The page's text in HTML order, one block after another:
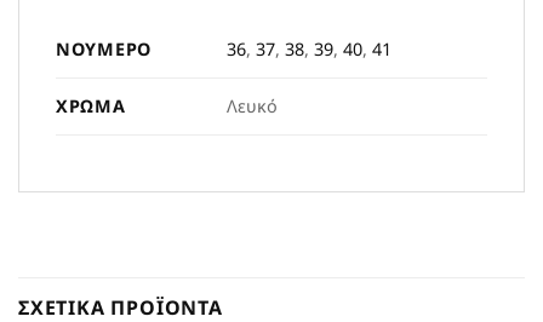
ΝΟΎΜΕΡΟ 36,37,38,39,40,41
ΧΡΏΜΑ Λευκό
ΣΧΕΤΙΚΆ ΠΡΟΪΌΝΤΑ